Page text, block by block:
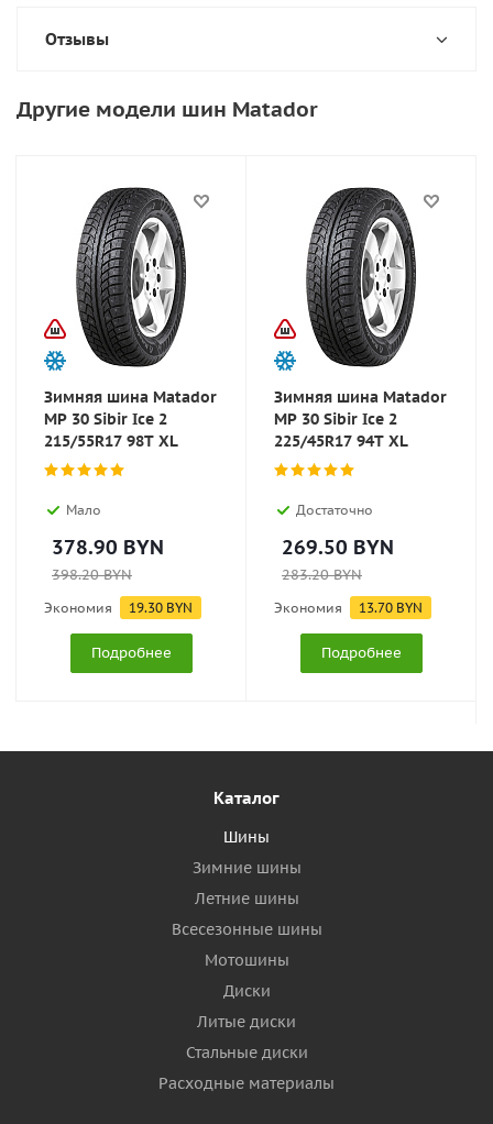
Отзывы
Другие модели шин Matador
Зимняя шина Matador
MP 30 Sibir Ice 2
215/55R17 98T XL
Мало
378.90 BYN
398.20BYN
Экономия 19.30 BYN
Подробнее
Зимняя шина Matador
MP 30 Sibir Ice 2
225/45R17 94T XL
Достаточно
269.50 BYN
283.20BYN
Экономия 13.70 BYN
Подробнее
Каталог
Шины
Зимние шины
Летние шины
Всесезонные шины
Мотошины
Диски
Литые диски
Стальные диски
Расходные материалы